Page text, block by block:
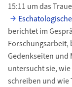
15:11 um das
berichtet im
Forschungsarbeit,
Gedenkseiten und
untersucht sie,
schreiben und wie